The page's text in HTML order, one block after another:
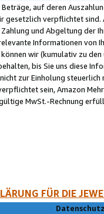
auf deren
gesetzlich verpflichtet
und Abgeltung der
Informationen von
wir (kumulativ zu
bis Sie uns diese
zur Einholung
sein, Amazon
MwSt.-Rechnung
FÜR DIE